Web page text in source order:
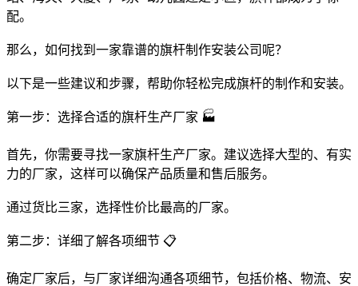
配。
那么，如何找到一家靠谱的旗杆制作安装公司呢？
以下是一些建议和步骤，帮助你轻松完成旗杆的制作和安装。
第一步：选择合适的旗杆生产厂家 🏭
首先，你需要寻找一家旗杆生产厂家。建议选择大型的、有实
力的厂家，这样可以确保产品质量和售后服务。
通过货比三家，选择性价比最高的厂家。
第二步：详细了解各项细节 📋
确定厂家后，与厂家详细沟通各项细节，包括价格、物流、安